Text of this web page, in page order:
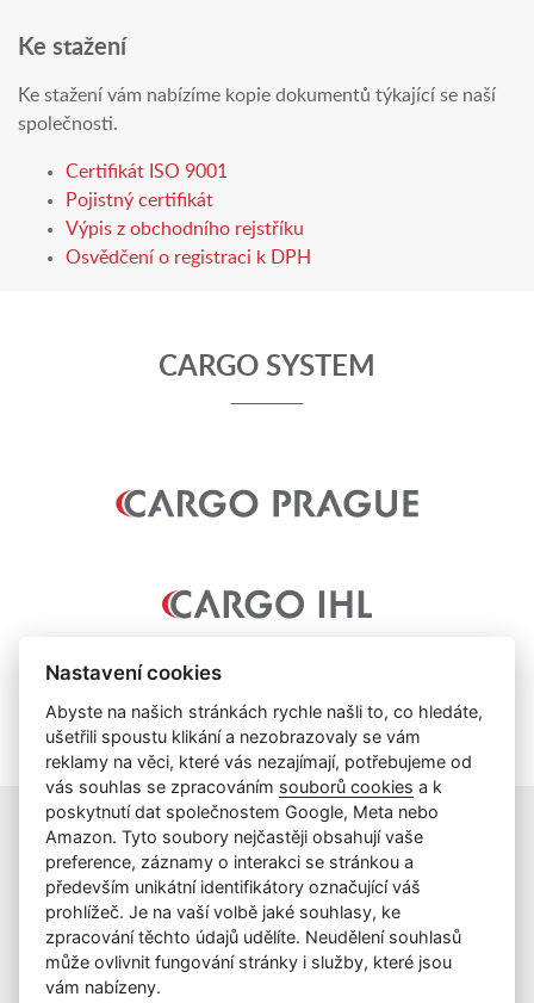
Ke stažení
Ke stažení vám nabízíme kopie dokumentů týkající se naší
společnosti.
Certifikát ISO 9001
Pojistný certifikát
Výpis z obchodního rejstříku
Osvědčení o registraci k DPH
CARGO SYSTEM
info@cargoprague.cz
+420 227 202 300
Facebook
Cookies
Nastavení cookies
Abyste na našich stránkách rychle našli to, co hledáte,
ušetřili spoustu klikání a nezobrazovaly se vám
reklamy na věci, které vás nezajímají, potřebujeme od
vás souhlas se zpracováním souborů cookies a k
poskytnutí dat společnostem Google, Meta nebo
Amazon. Tyto soubory nejčastěji obsahují vaše
preference, záznamy o interakci se stránkou a
především unikátní identifikátory označující váš
prohlížeč. Je na vaší volbě jaké souhlasy, ke
zpracování těchto údajů udělíte. Neudělení souhlasů
může ovlivnit fungování stránky i služby, které jsou
vám nabízeny.